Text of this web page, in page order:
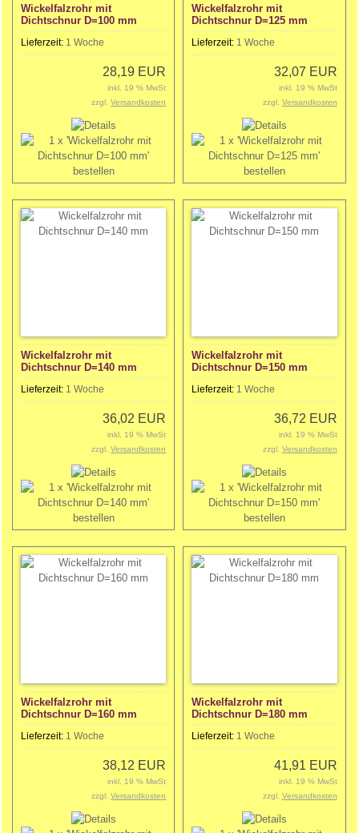
Wickelfalzrohr mit
Dichtschnur D=100 mm
Lieferzeit: 1 Woche
28,19 EUR
inkl. 19 % MwSt
zzgl.Versandkosten
Wickelfalzrohr mit
Dichtschnur D=125 mm
Lieferzeit: 1 Woche
32,07 EUR
inkl. 19 % MwSt
zzgl. Versandkosten
Wickelfalzrohr mit
Dichtschnur D=140 mm
Lieferzeit: 1 Woche
36,02 EUR
inkl. 19 % MwSt
zzgl.Versandkosten
Wickelfalzrohr mit
Dichtschnur D=150 mm
Lieferzeit: 1 Woche
36,72 EUR
inkl. 19 % MwSt
zzgl. Versandkosten
Wickelfalzrohr mit
Dichtschnur D=160 mm
Lieferzeit: 1 Woche
38,12 EUR
inkl. 19 % MwSt
zzgl.Versandkosten
Wickelfalzrohr mit
Dichtschnur D=180 mm
Lieferzeit: 1 Woche
41,91 EUR
inkl. 19 % MwSt
zzgl. Versandkosten